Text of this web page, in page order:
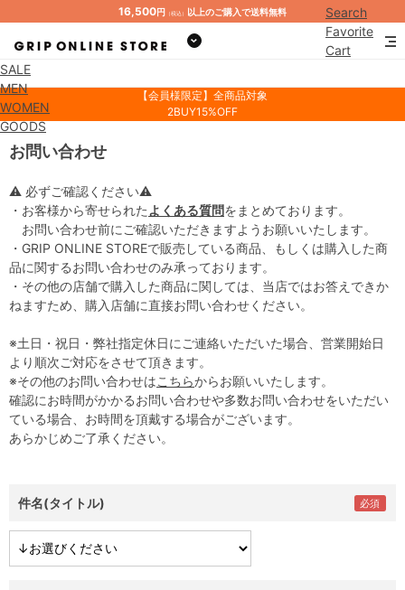
16,500円 （税込） 以上のご購入で送料無料
Search
Favorite
Cart
SALE
MEN
WOMEN
GOODS
【会員様限定】全商品対象
2BUY15%OFF
お問い合わせ
⚠ 必ずご確認ください⚠
・お客様から寄せられた よくある質問をまとめております。
お問い合わせ前にご確認いただきますようお願いいたします。
・GRIP ONLINE STOREで販売している商品、もしくは購入した商
品に関するお問い合わせのみ承っております。
・その他の店舗で購入した商品に関しては、当店ではお答えできか
ねますため、購入店舗に直接お問い合わせください。
※土日・祝日・弊社指定休日にご連絡いただいた場合、営業開始日
より順次ご対応をさせて頂きます。
※その他のお問い合わせはこちらからお願いいたします。
確認にお時間がかかるお問い合わせや多数お問い合わせをいただい
ている場合、お時間を頂戴する場合がございます。
あらかじめご了承ください。
件名(タイトル)